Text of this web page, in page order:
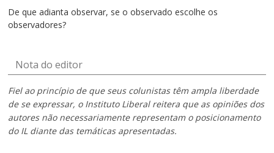
De que adianta observar, se o observado escolhe os
observadores?
Nota do editor
Fiel ao princípio de que seus colunistas têm ampla liberdade
de se expressar, o Instituto Liberal reitera que as opiniões dos
autores não necessariamente representam o posicionamento
do IL diante das temáticas apresentadas.